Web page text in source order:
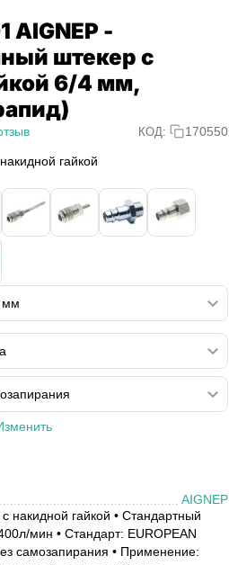
AIGNEP -
штекер с
6/4 мм,
КОД:
170550
гайкой
AIGNEP
накидной гайкой • Стандартный
мин • Стандарт: EUROPEAN
самозапирания • Применение: